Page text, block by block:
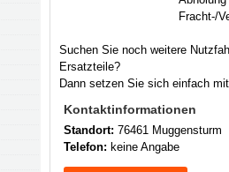
Fracht-/
Suchen Sie noch weitere
Ersatzteile?
Dann setzen Sie sich einfach
Kontaktinformationen
Standort: 76461 Muggensturm
Telefon: keine Angabe